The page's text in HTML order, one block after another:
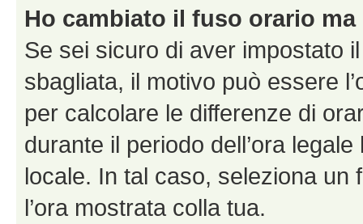
Ho cambiato il fuso orario ma
Se sei sicuro di aver impostato
sbagliata, il motivo può essere
per calcolare le differenze di
durante il periodo dell’ora
locale. In tal caso, seleziona
l’ora mostrata colla tua.